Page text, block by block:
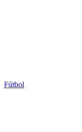
Fútbol